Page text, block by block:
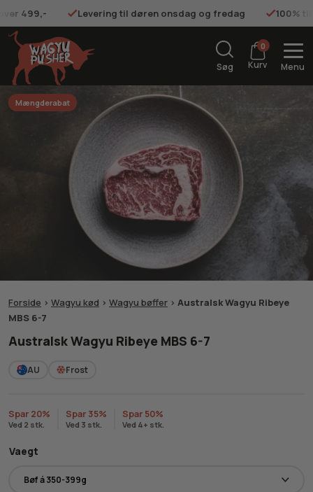
499,- Levering til døren onsdag og fredag 100%
Søg
0
Kurv Menu
Mængderabat
Forside > Wagyu kød > Wagyu bøffer > Australsk Wagyu Ribeye
MBS 6-7
Australsk Wagyu Ribeye MBS 6-7
AU Frost
Spar 20%
Ved 2 stk.
Spar 35%
Ved 3 stk.
Spar 50%
Ved 4+ stk.
Vaegt